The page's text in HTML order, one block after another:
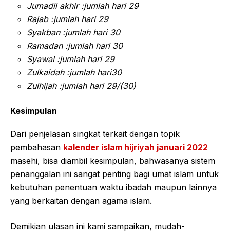
Jumadil akhir :jumlah hari 29
Rajab :jumlah hari 29
Syakban :jumlah hari 30
Ramadan :jumlah hari 30
Syawal :jumlah hari 29
Zulkaidah :jumlah hari30
Zulhijah :jumlah hari 29/(30)
Kesimpulan
Dari penjelasan singkat terkait dengan topik
pembahasan kalender islam hijriyah januari 2022
masehi, bisa diambil kesimpulan, bahwasanya sistem
penanggalan ini sangat penting bagi umat islam untuk
kebutuhan penentuan waktu ibadah maupun lainnya
yang berkaitan dengan agama islam.
Demikian ulasan ini kami sampaikan, mudah-